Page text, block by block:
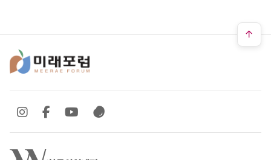
SNS 바로가기
SNS 바로가기SNS 바로가기
SNS 바로가기